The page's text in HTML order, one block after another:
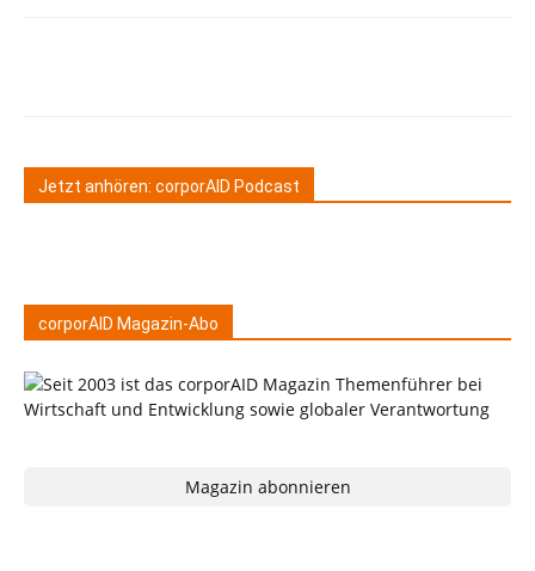
Jetzt anhören: corporAID Podcast
corporAID Magazin-Abo
Magazin abonnieren